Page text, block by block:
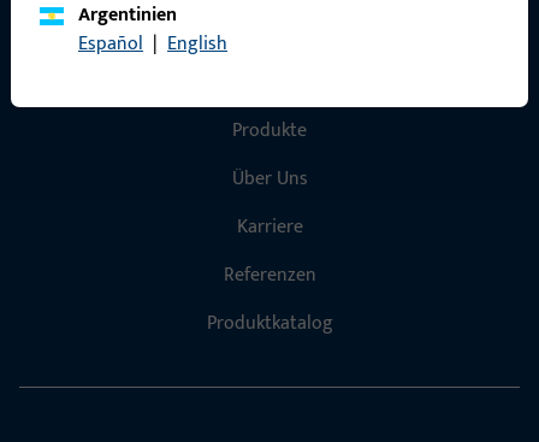
Argentinien
Español | English
Produkte
Über Uns
Karriere
Referenzen
Produktkatalog